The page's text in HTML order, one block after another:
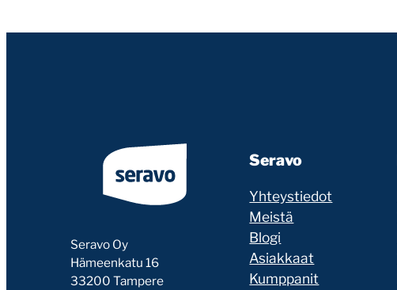
Seravo Oy
Hämeenkatu 16
33200 Tampere
Seravo
Yhteystiedot
Meistä
Blogi
Asiakkaat
Kumppanit